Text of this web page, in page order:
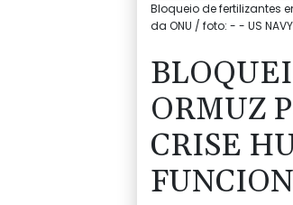
Bloqueio de fertilizantes
da ONU / foto: - - US
ORMUZ
CRISE